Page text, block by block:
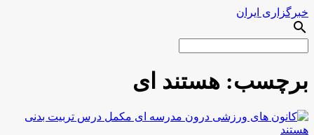
خبرگزاری ایران
search
برچسب: هستند ای